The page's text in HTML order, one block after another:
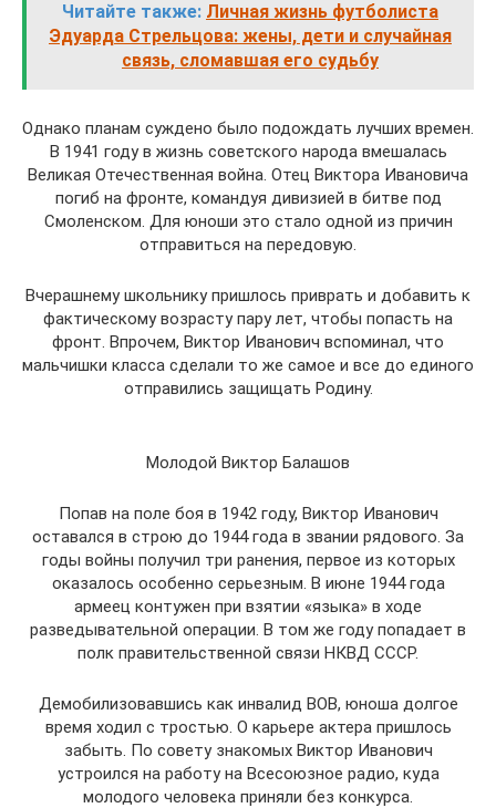
Читайте также: Личная жизнь футболиста
Эдуарда Стрельцова: жены, дети и случайная
связь, сломавшая его судьбу
Однако планам суждено было подождать лучших времен.
В 1941 году в жизнь советского народа вмешалась
Великая Отечественная война. Отец Виктора Ивановича
погиб на фронте, командуя дивизией в битве под
Смоленском. Для юноши это стало одной из причин
отправиться на передовую.
Вчерашнему школьнику пришлось приврать и добавить к
фактическому возрасту пару лет, чтобы попасть на
фронт. Впрочем, Виктор Иванович вспоминал, что
мальчишки класса сделали то же самое и все до единого
отправились защищать Родину.
Молодой Виктор Балашов
Попав на поле боя в 1942 году, Виктор Иванович
оставался в строю до 1944 года в звании рядового. За
годы войны получил три ранения, первое из которых
оказалось особенно серьезным. В июне 1944 года
армеец контужен при взятии «языка» в ходе
разведывательной операции. В том же году попадает в
полк правительственной связи НКВД СССР.
Демобилизовавшись как инвалид ВОВ, юноша долгое
время ходил с тростью. О карьере актера пришлось
забыть. По совету знакомых Виктор Иванович
устроился на работу на Всесоюзное радио, куда
молодого человека приняли без конкурса.